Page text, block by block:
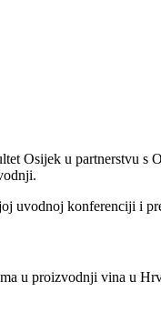
Osijek u partnerstvu s
uvodnoj konferenciji i
u proizvodnji vina u